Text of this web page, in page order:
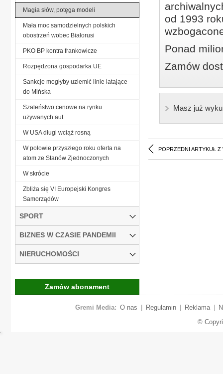
od 1993
Ponad
Zamów
Masz już
POPRZEDNI ARTYKUŁ Z
Magia słów, potęga modeli
Mała moc samodzielnych polskich
obostrzeń wobec Białorusi
PKO BP kontra frankowicze
Rozpędzona gospodarka UE
Sankcje mogłyby uziemić linie latające
do Mińska
Szaleństwo cenowe na rynku
używanych aut
W USA długi wciąż rosną
W połowie przyszłego roku oferta na
atom ze Stanów Zjednoczonych
W skrócie
Zbliża się VI Europejski Kongres
Samorządów
SPORT
BIZNES W CZASIE PANDEMII
NIERUCHOMOŚCI
Zamów abonament
Gremi Media: O nas Regulamin Reklama
©